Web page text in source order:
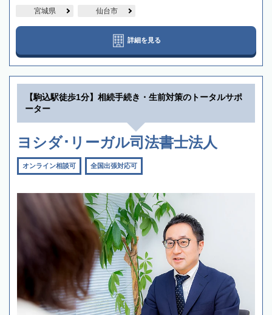
宮城県 仙台市
詳細を見る
【駒込駅徒歩1分】相続手続き・生前対策のトータルサポ
ーター
ヨシダ･リーガル司法書士法人
オンライン相談可 全国出張対応可